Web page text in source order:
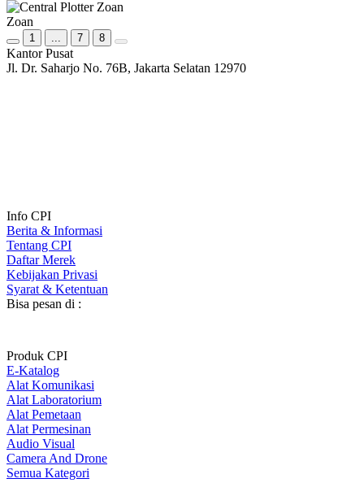
Zoan
1 ... 7 8
Kantor Pusat
Jl. Dr. Saharjo No. 76B, Jakarta Selatan 12970
Info CPI
Berita & Informasi
Tentang CPI
Daftar Merek
Kebijakan Privasi
Syarat & Ketentuan
Bisa pesan di :
Produk CPI
E-Katalog
Alat Komunikasi
Alat Laboratorium
Alat Pemetaan
Alat Permesinan
Audio Visual
Camera And Drone
Semua Kategori